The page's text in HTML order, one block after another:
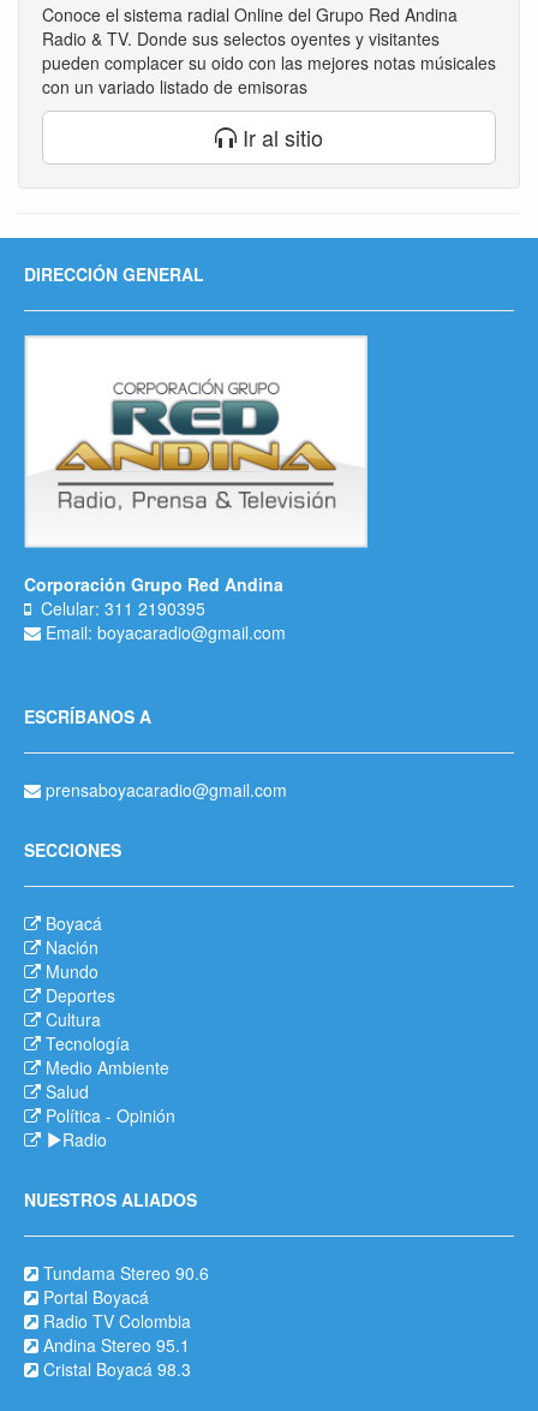
Conoce el sistema radial Online del Grupo Red Andina
Radio & TV. Donde sus selectos oyentes y visitantes
pueden complacer su oido con las mejores notas músicales
con un variado listado de emisoras
Ir al sitio
DIRECCIÓN GENERAL
Corporación Grupo Red Andina
Celular: 311 2190395
Email: boyacaradio@gmail.com
ESCRÍBANOS A
prensaboyacaradio@gmail.com
SECCIONES
Boyacá
Nación
Mundo
Deportes
Cultura
Tecnología
Medio Ambiente
Salud
Política - Opinión
Radio
NUESTROS ALIADOS
Tundama Stereo 90.6
Portal Boyacá
Radio TV Colombia
Andina Stereo 95.1
Cristal Boyacá 98.3